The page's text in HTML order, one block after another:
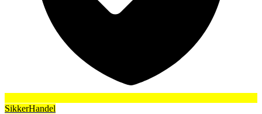
SikkerHandel